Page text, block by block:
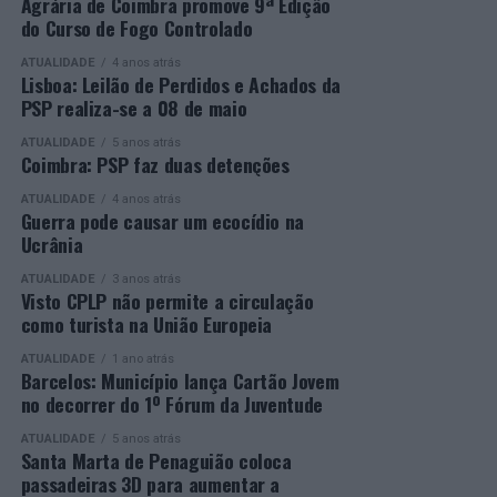
presença de mais de 500 participantes.
Mais informações em:
https://awards.innovationinpolitics.eu/
profissionais.
Durante a cerimónia foi ainda reconhecido o trabalho
desenvolvido por toda a equipa de formadores e
para o sucesso desta edição do Curso EFA.
A Escola de Tecnologia e Gestão de Barcelos continua a
afirmar-se como uma referência na formação
profissional e na qualificação de adultos, contribuindo
para o desenvolvimento de competências, o aumento da
empregabilidade e a valorização do capital humano do
concelho e da região.
A Empresa Municipal de Educação e Cultura de Barcelos
felicita todos os diplomados por esta importante
conquista, desejando-lhes os maiores sucessos pessoais,
profissionais e académicos, convicta de que este diploma
do Curso de Fogo Controlado
ATUALIDADE 4 anos atrás
Lisboa: Leilão de Perdidos e Achados da
PSP realiza-se a 08 de maio
ATUALIDADE 5 anos atrás
Coimbra: PSP faz duas detenções
ATUALIDADE 4 anos atrás
Guerra pode causar um ecocídio na
Ucrânia
ATUALIDADE 3 anos atrás
Visto CPLP não permite a circulação
como turista na União Europeia
ATUALIDADE 1 ano atrás
Barcelos: Município lança Cartão Jovem
no decorrer do 1º Fórum da Juventude
ATUALIDADE 5 anos atrás
Santa Marta de Penaguião coloca
passadeiras 3D para aumentar a